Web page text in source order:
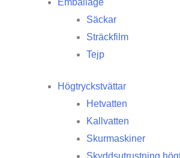
Emballage
Säckar
Sträckfilm
Tejp
Högtryckstvättar
Hetvatten
Kallvatten
Skurmaskiner
Skyddsutrustning